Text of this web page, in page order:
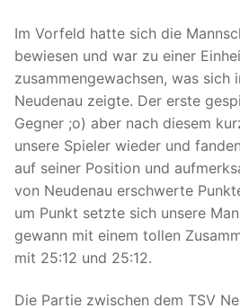
Im Vorfeld hatte sich die
bewiesen und war zu einer
zusammengewachsen, was sich
Neudenau zeigte. Der erste
Gegner ;o) aber nach diesem
unsere Spieler wieder und
auf seiner Position und
von Neudenau erschwerte
um Punkt setzte sich unsere
gewann mit einem tollen
mit 25:12 und 25:12.
Die Partie zwischen dem TSV